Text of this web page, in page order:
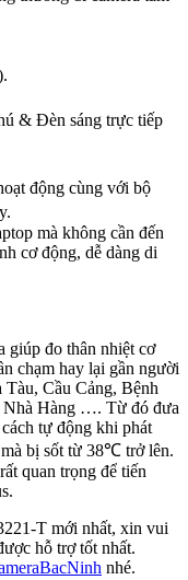
& Đèn sáng trực tiếp
động cùng với bộ
mà không cần đến
cơ động, dễ dàng di
giúp đo thân nhiệt cơ
chạm hay lại gần người
Tàu, Cầu Cảng, Bệnh
Nhà Hàng …. Từ đó đưa
tự động khi phát
bị sốt từ 38℃ trở lên.
quan trọng để tiến
T mới nhất, xin vui
hỗ trợ tốt nhất.
nhé.